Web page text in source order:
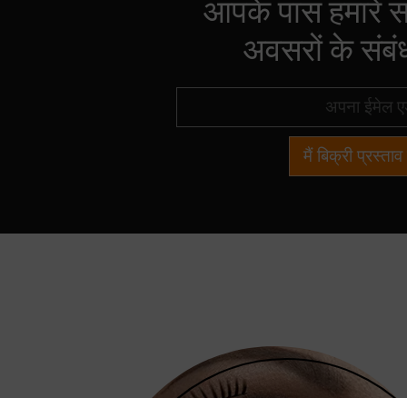
आपके पास हमारे
अवसरों के
मैं बिक्री प्रस्ताव